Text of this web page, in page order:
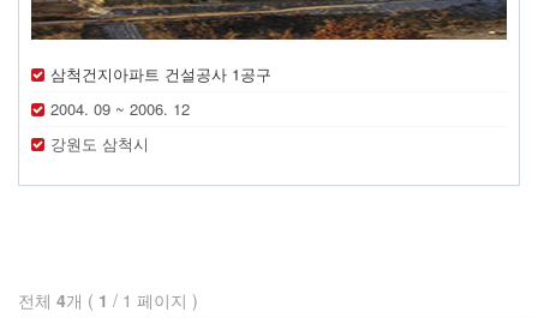
삼척건지아파트 건설공사 1공구
2004. 09 ~ 2006. 12
강원도 삼척시
전체 4개 ( 1 / 1 페이지 )